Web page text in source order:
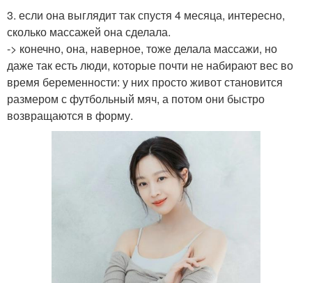
3. если она выглядит так спустя 4 месяца, интересно,
сколько массажей она сделала.
-> конечно, она, наверное, тоже делала массажи, но
даже так есть люди, которые почти не набирают вес во
время беременности: у них просто живот становится
размером с футбольный мяч, а потом они быстро
возвращаются в форму.